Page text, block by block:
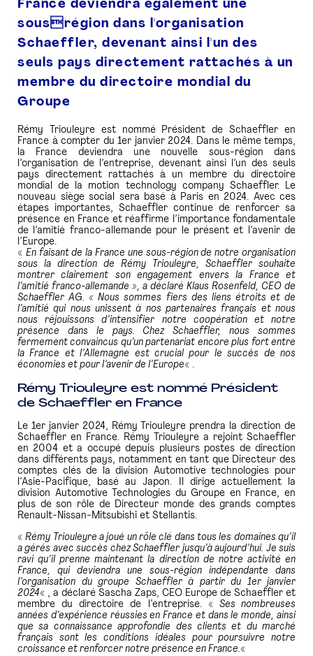
France deviendra également une
sousrégion dans l'organisation
Schaeffler, devenant ainsi l'un des
seuls pays directement rattachés à un
membre du directoire mondial du
Groupe
Rémy Triouleyre est nommé Président de Schaeffler en
France à compter du 1er janvier 2024. Dans le même temps,
la France deviendra une nouvelle sous-région dans
l’organisation de l’entreprise, devenant ainsi l’un des seuls
pays directement rattachés à un membre du directoire
mondial de la motion technology company Schaeffler. Le
nouveau siège social sera basé à Paris en 2024. Avec ces
étapes importantes, Schaeffler continue de renforcer sa
présence en France et réaffirme l’importance fondamentale
de l’amitié franco-allemande pour le présent et l’avenir de
l’Europe.
« En faisant de la France une sous-région de notre organisation
sous la direction de Rémy Triouleyre, Schaeffler souhaite
montrer clairement son engagement enversla France et
l’amitié franco-allemande », a déclaré Klaus Rosenfeld, CEO de
Schaeffler AG. « Nous sommes fiers des liens étroits et de
l’amitié qui nous unissent à nos partenaires français et nous
nous réjouissons d’intensifier notre coopération et notre
présence dans le pays. Chez Schaeffler, nous sommes
fermement convaincus qu’un partenariat encore plus fort entre
la France et l’Allemagne est crucial pour le succès de nos
économies et pour l’avenir de l’Europe« .
Rémy Triouleyre est nommé Président
de Schaeffler en France
Le 1er janvier 2024, Rémy Triouleyre prendra la direction de
Schaeffler en France. Rémy Triouleyre a rejoint Schaeffler
en 2004 et a occupé depuis plusieurs postes de direction
dans différents pays, notamment en tant que Directeur des
comptes clés de la division Automotive technologies pour
l’Asie-Pacifique, basé au Japon. Il dirige actuellement la
division Automotive Technologies du Groupe en France, en
plus de son rôle de Directeur monde des grands comptes
Renault-Nissan-Mitsubishi et Stellantis.
«Rémy Triouleyre a joué un rôle clé dans tous les domaines qu’il
a gérés avec succès chez Schaeffler jusqu’à aujourd’hui. Je suis
ravi qu’il prenne maintenant la direction de notre activité en
France, qui deviendra une sous-région indépendante dans
l’organisation du groupe Schaeffler à partir du 1er janvier
2024« , a déclaré Sascha Zaps, CEO Europe de Schaeffler et
membre du directoire de l’entreprise. « Ses nombreuses
années d’expérience réussies en France et dans le monde, ainsi
que sa connaissance approfondie des clients et du marché
français sont les conditions idéales pour poursuivre notre
croissance et renforcer notre présence en France.«